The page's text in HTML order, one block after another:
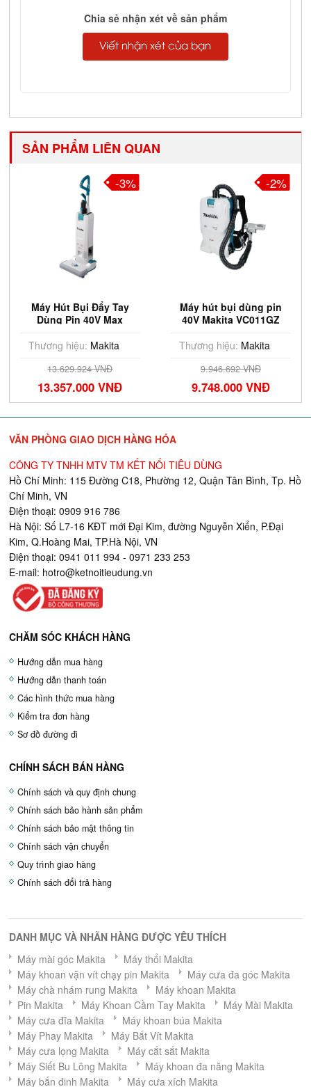
Chia sẻ nhận xét về sản phẩm
Viết nhận xét của bạn
SẢN PHẨM LIÊN QUAN
Máy Hút Bụi Đẩy Tay
Dùng Pin 40V Max
Pin Sạc)
Thương hiệu: Makita
13.629.924 VNĐ
13.357.000 VNĐ
-3%
Máy hút bụi dùng pin
40V Makita VC011GZ
Thương hiệu: Makita
9.946.692 VNĐ
9.748.000 VNĐ
-2%
VĂN PHÒNG GIAO DỊCH HÀNG HÓA
CÔNG TY TNHH MTV TM KẾT NỐI TIÊU DÙNG
Hồ Chí Minh: 115 Đường C18, Phường 12, Quận Tân Bình, Tp. Hồ
Chí Minh, VN
Điện thoại: 0909 916 786
Hà Nội: Số L7-16 KĐT mới Đại Kim, đường Nguyễn Xiển, P.Đại
Kim, Q.Hoàng Mai, TP.Hà Nội, VN
Điện thoại: 0941 011 994 - 0971 233 253
E-mail: hotro@ketnoitieudung.vn
CHĂM SÓC KHÁCH HÀNG
Hướng dẫn mua hàng
Hướng dẫn thanh toán
Các hình thức mua hàng
Kiểm tra đơn hàng
Sơ đồ đường đi
CHÍNH SÁCH BÁN HÀNG
Chính sách và quy định chung
Chính sách bảo hành sản phẩm
Chính sách bảo mật thông tin
Chính sách vận chuyển
Quy trình giao hàng
Chính sách đổi trả hàng
DANH MỤC VÀ NHÃN HÀNG ĐƯỢC YÊU THÍCH
Máy mài góc Makita
Máy thổi Makita
Máy khoan vặn vít chạy pin Makita
Máy cưa đa góc Makita
Máy chà nhám rung Makita
Máy khoan Makita
Pin Makita
Máy Khoan Cầm Tay Makita
Máy Mài Makita
Máy cưa đĩa Makita
Máy khoan búa Makita
Máy Phay Makita
Máy Bắt Vít Makita
Máy cưa lọng Makita
Máy cắt sắt Makita
Máy Siết Bu Lông Makita
Máy khoan đa năng Makita
Máy bắn đinh Makita
Máy cưa xích Makita